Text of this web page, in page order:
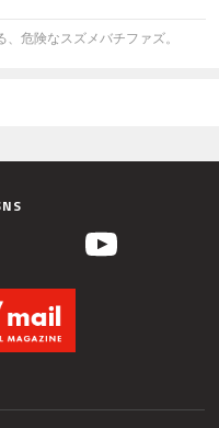
危険なスズメバチファズ。